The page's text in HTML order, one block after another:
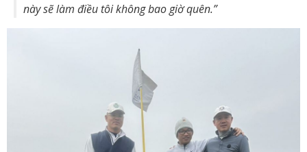
này sẽ làm điều tôi không bao giờ quên.”